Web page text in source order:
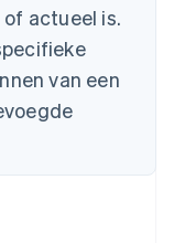
actueel is.
van een